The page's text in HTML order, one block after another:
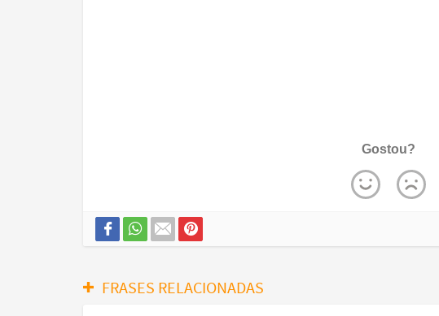
Gostou?
FRASES RELACIONADAS